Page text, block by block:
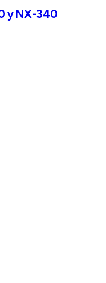
y NX-340